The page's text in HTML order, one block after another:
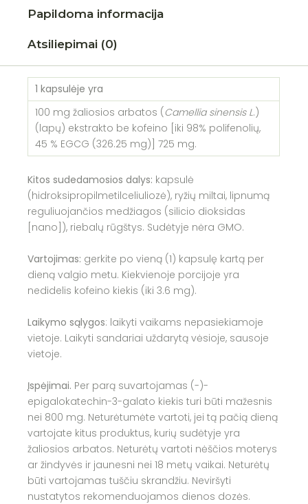
Papildoma informacija
Atsiliepimai (0)
1 kapsulėje yra
100 mg žaliosios arbatos (Camellia sinensis L.)
(lapų) ekstrakto be kofeino [iki 98% polifenolių,
45 % EGCG (326.25 mg)] 725 mg.
Kitos sudedamosios dalys: kapsulė
(hidroksipropilmetilceliuliozė), ryžių miltai, lipnumą
reguliuojančios medžiagos (silicio dioksidas
[nano]), riebalų rūgštys. Sudėtyje nėra GMO.
Vartojimas: gerkite po vieną (1) kapsulę kartą per
dieną valgio metu. Kiekvienoje porcijoje yra
nedidelis kofeino kiekis (iki 3.6 mg).
Laikymo sąlygos: laikyti vaikams nepasiekiamoje
vietoje. Laikyti sandariai uždarytą vėsioje, sausoje
vietoje.
Įspėjimai. Per parą suvartojamas (-)-
epigalokatechin-3-galato kiekis turi būti mažesnis
nei 800 mg. Neturėtumėte vartoti, jei tą pačią dieną
vartojate kitus produktus, kurių sudėtyje yra
žaliosios arbatos. Neturėtų vartoti nėščios moterys
ar žindyvės ir jaunesni nei 18 metų vaikai. Neturėtų
būti vartojamas tuščiu skrandžiu. Neviršyti
nustatytos rekomenduojamos dienos dozės.